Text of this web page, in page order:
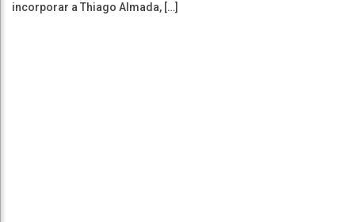
incorporar a Thiago Almada, […]